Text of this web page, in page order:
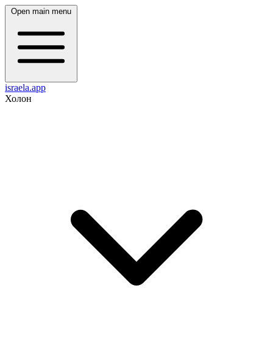
Open main menu
israela.app
Холон